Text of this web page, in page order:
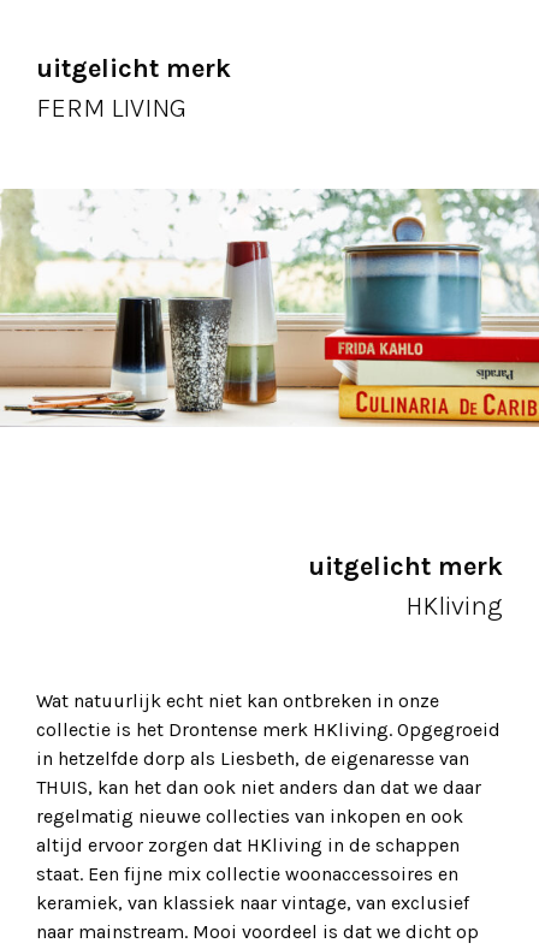
uitgelicht merk
FERM LIVING
uitgelicht merk
HKliving
Wat natuurlijk echt niet kan ontbreken in onze
collectie is het Drontense merk HKliving. Opgegroeid
in hetzelfde dorp als Liesbeth, de eigenaresse van
THUIS, kan het dan ook niet anders dan dat we daar
regelmatig nieuwe collecties van inkopen en ook
altijd ervoor zorgen dat HKliving in de schappen
staat. Een fijne mix collectie woonaccessoires en
keramiek, van klassiek naar vintage, van exclusief
naar mainstream. Mooi voordeel is dat we dicht op